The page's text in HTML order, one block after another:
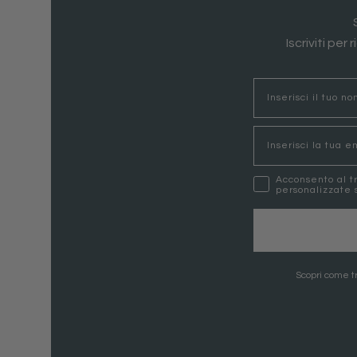
Iscriviti per
nome
Email
marketing
Acconsento al
personalizzate
Scopri come